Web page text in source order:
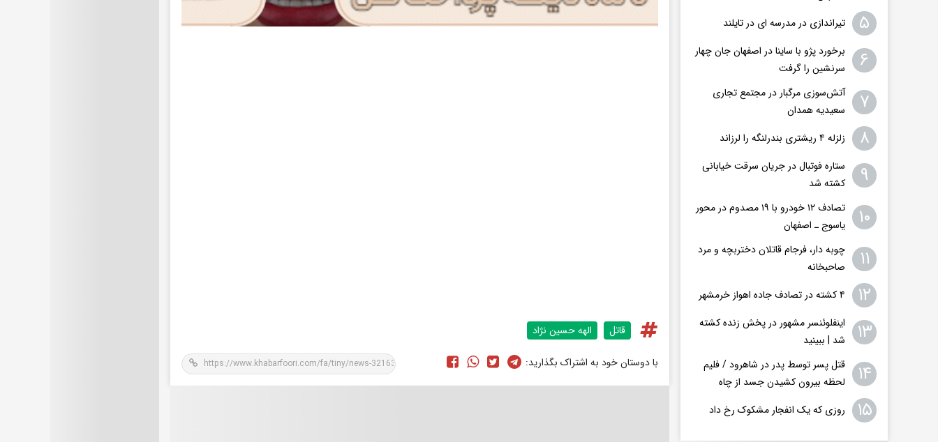
قاتل الهه حسین‌ نژاد
با دوستان خود به اشتراک بگذارید:
۵ تیراندازی در مدرسه ای در تایلند
۶
برخورد پژو با ساینا در اصفهان جان چهار
سرنشین را گرفت
۷
آتش‌سوزی مرگبار در مجتمع تجاری
سعیدیه همدان
۸ زلزله ۴ ریشتری بندرلنگه را لرزاند
۹
ستاره فوتبال در جریان سرقت خیابانی
کشته شد
۱۰
تصادف ۱۲ خودرو با ۱۹ مصدوم در محور
یاسوج ـ اصفهان
۱۱
چوبه دار، فرجام قاتلان دختربچه و مرد
صاحبخانه
۱۲ ۴ کشته در تصادف جاده اهواز خرمشهر
۱۳
اینفلوئنسر مشهور در پخش زنده کشته
شد | ببینید
۱۴
قتل پسر توسط پدر در شاهرود / فلیم
لحظه بیرون کشیدن جسد از چاه
۱۵ روزی که یک انفجار مشکوک رخ داد